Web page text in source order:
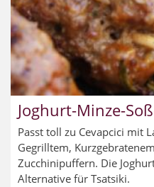
Joghurt-Minze-
Passt toll zu Cevapcici mit
Gegrilltem,
Zucchinipuffern. Die
Alternative für Tsatsiki.